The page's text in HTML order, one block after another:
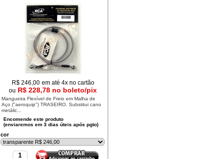
R$ 246,00 em até 4x no cartão
ou R$ 228,78 no boleto/pix
Mangueira Flexível de Freio em Malha de
Aço ("aeroquip") TRASEIRO. Substitui cano
metálic...
cor